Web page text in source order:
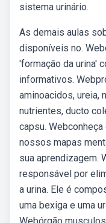
sistema urinário.
As demais aulas
disponíveis no.
'formação da urina'
informativos.
aminoacidos, ureia,
nutrientes, ducto
capsu.
nossos mapas
sua aprendizagem.
responsável por
a urina. Ele é
uma bexiga e uma